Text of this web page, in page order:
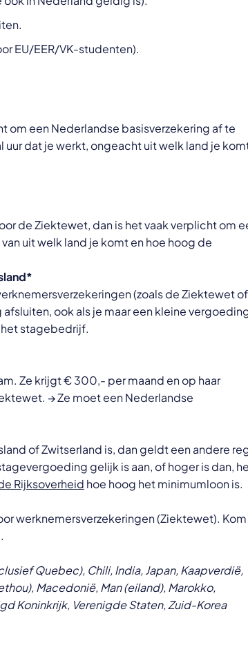
EU/EER/VK-studenten).
om een Nederlandse basisverzekering af te
dat je werkt, ongeacht uit welk land je
de Ziektewet, dan is het vaak verplicht om
uit welk land je komt en hoe hoog de
(zoals de Ziektewet of
ook als je maar een kleine
het stagebedrijf.
Ze krijgt € 300,- per maand en op haar
→ Ze moet een Nederlandse
of Zwitserland is, dan geldt een andere
gelijk is aan, of hoger is dan,
Rijksoverheid hoe hoog het minimumloon is.
werknemersverzekeringen (Ziektewet). Kom
Quebec), Chili, India, Japan, Kaapverdië,
Macedonië, Man (eiland), Marokko,
Koninkrijk, Verenigde Staten, Zuid-Korea